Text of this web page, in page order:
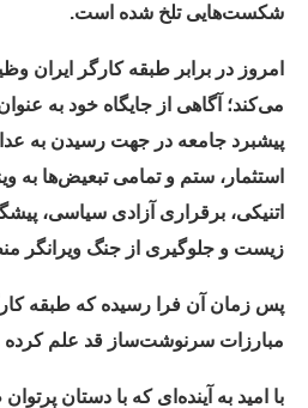
شکست‌هایی تلخ شده است.
امروز در برابر طبقه کارگر ایران
می‌کند؛ آگاهی از جایگاه خود به
پیشبرد جامعه در جهت رسیدن به
استثمار، ستم و تمامی تبعیض‌ها به
اتنیکی، برقراری آزادی سیاسی،
زیست و جلوگیری از جنگ ویرانگر
پس زمان آن فرا رسیده که طبقه
مبارزات سرنوشت‌ساز قد علم کرده و
با امید به آینده‌ای که با دستان